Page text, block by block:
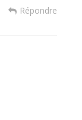
Répondre